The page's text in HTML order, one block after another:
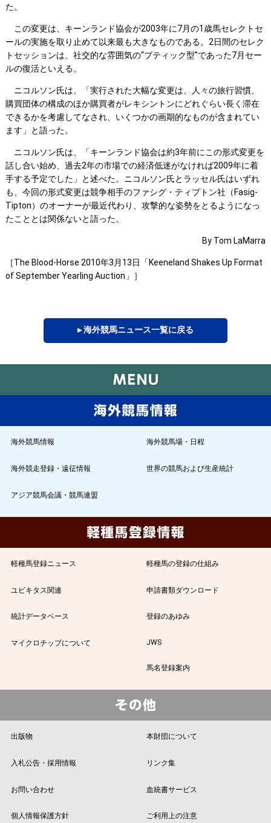
た。
この変更は、キーンランド協会が2003年に7月の1歳馬セレクトセ
ールの実施を取り止めて以来最も大きなものである。2日間のセレク
トセッションは、社交的な雰囲気の“ブティック型”であった7月セー
ルの復活といえる。
ニコルソン氏は、「実行された大幅な変更は、人々の旅行習慣、
購買団体の構成のほか購買者がレキシントンにどれぐらい長く滞在
できるかを考慮してなされ、いくつかの画期的なものが含まれてい
ます」と語った。
ニコルソン氏は、「キーンランド協会は約3年前にこの形式変更を
話し合い始め、過去2年の市場での経済低迷がなければ2009年に着
手する予定でした」と述べた。ニコルソン氏とラッセル氏はいずれ
も、今回の形式変更は競争相手のファシグ・ティプトン社（Fasig-
Tipton）のオーナーが最近代わり、攻撃的な姿勢をとるようになっ
たこととは関係ないと語った。
By Tom LaMarra
［The Blood-Horse 2010年3月13日「Keeneland Shakes Up Format
of September Yearling Auction」］
▸ 海外競馬ニュース一覧に戻る
海外競馬情報 海外競馬場・日程
海外競走登録・遠征情報 世界の競馬および生産統計
アジア競馬会議・競馬連盟
軽種馬登録ニュース 軽種馬の登録の仕組み
ユビキタス関連 申請書類ダウンロード
統計データベース 登録のあゆみ
マイクロチップについて JWS
馬名登録案内
出版物 本財団について
入札公告・採用情報 リンク集
お問い合わせ 血統書サービス
個人情報保護方針 ご利用上の注意